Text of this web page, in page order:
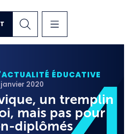
ÉDUCATIVE
janvier 2020
un tremplin
mais pas pour
diplômés